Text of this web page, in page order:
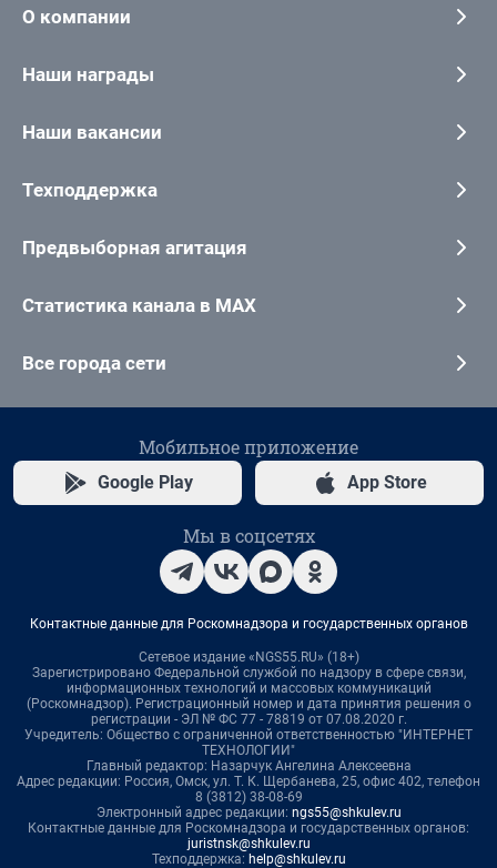
О компании
Наши награды
Наши вакансии
Техподдержка
Предвыборная агитация
Статистика канала в MAX
Все города сети
Мобильное приложение
Google Play App Store
Мы в соцсетях
Контактные данные для Роскомнадзора и государственных органов
Сетевое издание «NGS55.RU» (18+)
Зарегистрировано Федеральной службой по надзору в сфере связи,
информационных технологий и массовых коммуникаций
(Роскомнадзор). Регистрационный номер и дата принятия решения о
регистрации - ЭЛ № ФС 77 - 78819 от 07.08.2020 г.
Учредитель: Общество с ограниченной ответственностью "ИНТЕРНЕТ
ТЕХНОЛОГИИ"
Главный редактор: Назарчук Ангелина Алексеевна
Адрес редакции: Россия, Омск, ул. Т. К. Щербанева, 25, офис 402, телефон
8 (3812) 38-08-69
Электронный адрес редакции: ngs55@shkulev.ru
Контактные данные для Роскомнадзора и государственных органов:
juristnsk@shkulev.ru
Техподдержка: help@shkulev.ru